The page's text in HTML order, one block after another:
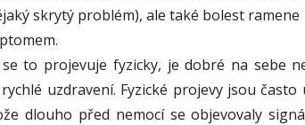
skrytý problém), ale také bolest
se to projevuje fyzicky, je dobré na sebe
uzdravení. Fyzické projevy jsou často
dlouho před nemocí se objevovaly